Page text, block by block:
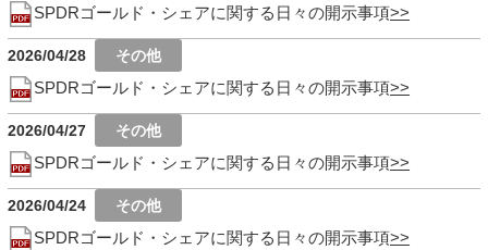
SPDRゴールド・シェアに関する日々の開示事項
2026/04/28
SPDRゴールド・シェアに関する日々の開示事項
2026/04/27
SPDRゴールド・シェアに関する日々の開示事項
2026/04/24
SPDRゴールド・シェアに関する日々の開示事項